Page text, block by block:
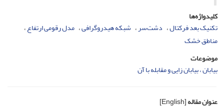
کلیدواژه‌ها
تکنیک بعد فرکتال دشت‌سر شبکه هیدروگرافی مدل رقومی ارتفاع
مناطق خشک
موضوعات
بیابان ، بیابان زایی و مقابله با آن
عنوان مقاله[English]